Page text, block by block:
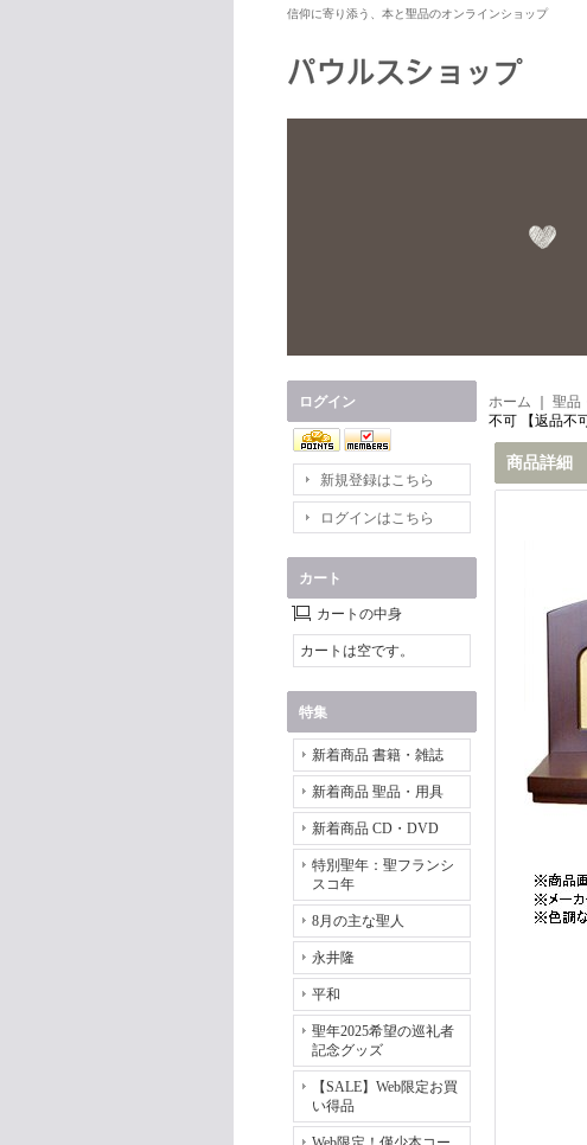
信仰に寄り添う、本と聖品のオンラインショップ
ログイン
新規登録はこちら
ログインはこちら
カート
カートの中身
カートは空です。
特集
新着商品 書籍・雑誌
新着商品 聖品・用具
新着商品 CD・DVD
特別聖年：聖フランシ
スコ年
8月の主な聖人
永井隆
平和
聖年2025希望の巡礼者
記念グッズ
【SALE】Web限定お買
い得品
ホーム 聖品
不可 【返品不
商品詳細